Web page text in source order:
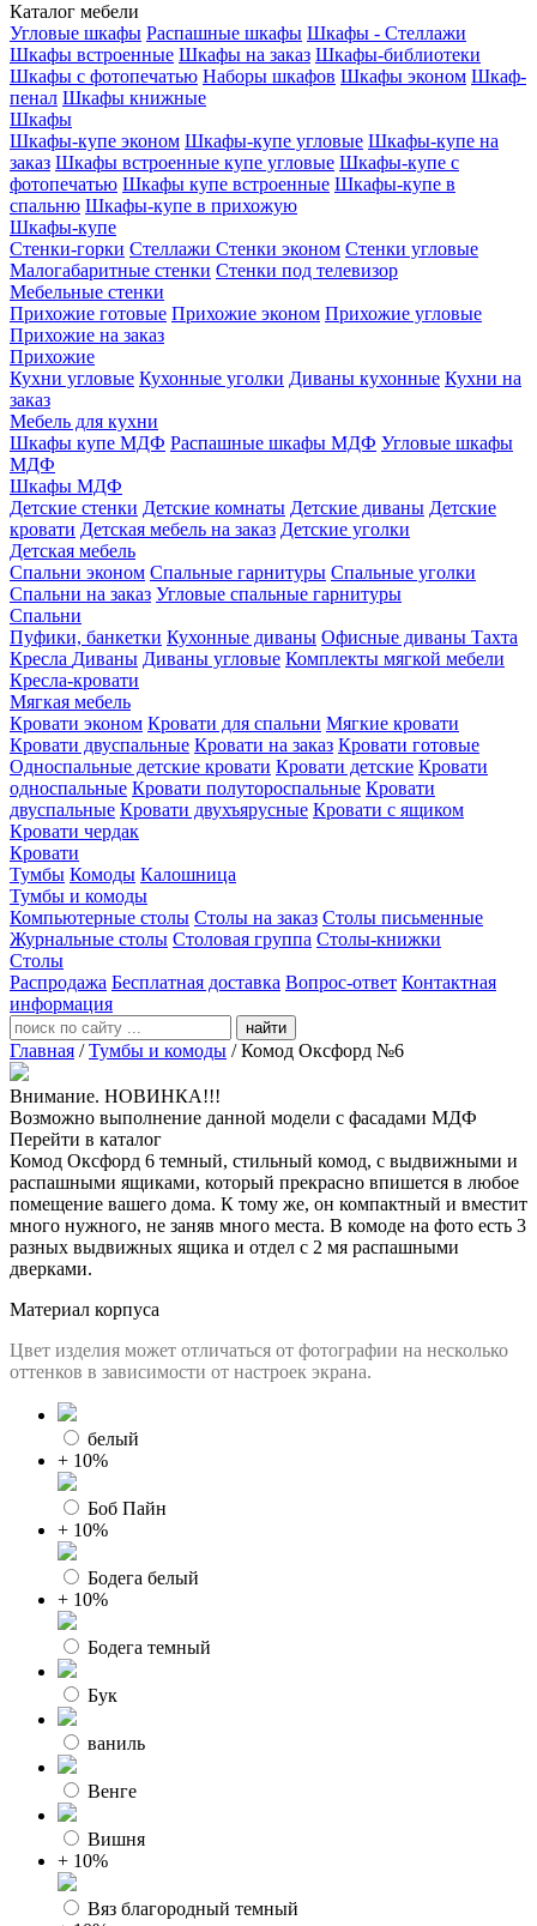
Каталог мебели
Угловые шкафы Распашные шкафы Шкафы - Стеллажи
Шкафы встроенные Шкафы на заказ Шкафы-библиотеки
Шкафы с фотопечатью Наборы шкафов Шкафы эконом Шкаф-
пенал Шкафы книжные
Шкафы
Шкафы-купе эконом Шкафы-купе угловые Шкафы-купе на
заказ Шкафы встроенные купе угловые Шкафы-купе с
фотопечатью Шкафы купе встроенные Шкафы-купе в
спальню Шкафы-купе в прихожую
Шкафы-купе
Стенки-горки Стеллажи Стенки эконом Стенки угловые
Малогабаритные стенки Стенки под телевизор
Мебельные стенки
Прихожие готовые Прихожие эконом Прихожие угловые
Прихожие на заказ
Прихожие
Кухни угловые Кухонные уголки Диваны кухонные Кухни на
заказ
Мебель для кухни
Шкафы купе МДФ Распашные шкафы МДФ Угловые шкафы
МДФ
Шкафы МДФ
Детские стенки Детские комнаты Детские диваны Детские
кровати Детская мебель на заказ Детские уголки
Детская мебель
Спальни эконом Спальные гарнитуры Спальные уголки
Спальни на заказ Угловые спальные гарнитуры
Спальни
Пуфики, банкетки Кухонные диваны Офисные диваны Тахта
Кресла Диваны Диваны угловые Комплекты мягкой мебели
Кресла-кровати
Мягкая мебель
Кровати эконом Кровати для спальни Мягкие кровати
Кровати двуспальные Кровати на заказ Кровати готовые
Односпальные детские кровати Кровати детские Кровати
односпальные Кровати полутороспальные Кровати
двуспальные Кровати двухъярусные Кровати с ящиком
Кровати чердак
Кровати
Тумбы Комоды Калошница
Тумбы и комоды
Компьютерные столы Столы на заказ Столы письменные
Журнальные столы Столовая группа Столы-книжки
Столы
Распродажа Бесплатная доставка Вопрос-ответ Контактная
информация
найти
Главная /Тумбы и комоды /Комод Оксфорд №6
Внимание. НОВИНКА!!!
Возможно выполнение данной модели с фасадами МДФ
Перейти в каталог
Комод Оксфорд 6 темный, стильный комод, с выдвижными и
распашными ящиками, который прекрасно впишется в любое
помещение вашего дома. К тому же, он компактный и вместит
много нужного, не заняв много места. В комоде на фото есть 3
разных выдвижных ящика и отдел с 2 мя распашными
дверками.
Материал корпуса
Цвет изделия может отличаться от фотографии на несколько
оттенков в зависимости от настроек экрана.
белый
+ 10%
Боб Пайн
+ 10%
Бодега белый
+ 10%
Бодега темный
Бук
ваниль
Венге
Вишня
+ 10%
Вяз благородный темный